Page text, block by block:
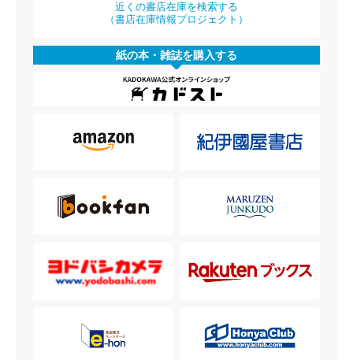
近くの書店在庫を検索する
（書店在庫情報プロジェクト）
紙の本・雑誌を購入する